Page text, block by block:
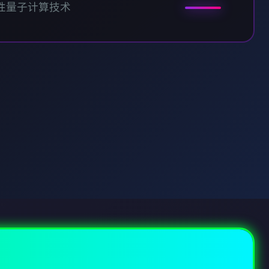
量子计算技术